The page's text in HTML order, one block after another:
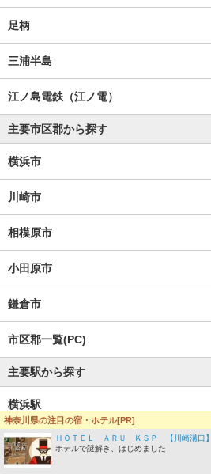
足柄
三浦半島
江ノ島電鉄（江ノ電）
主要市区郡から探す
横浜市
川崎市
相模原市
小田原市
鎌倉市
市区郡一覧(PC)
主要駅から探す
横浜駅
新横浜駅
神奈川県の注目の宿・ホテル[PR]
ＨＯＴＥＬ ＡＲＵ ＫＳＰ 【川崎溝口】
ホテルで謎解き、はじめました